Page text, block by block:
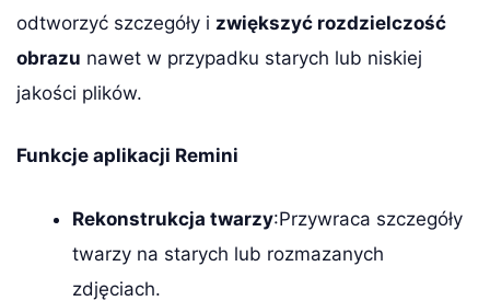
odtworzyć szczegóły i zwiększyć rozdzielczość
obrazu nawet w przypadku starych lub niskiej
jakości plików.
Funkcje aplikacji Remini
Rekonstrukcja twarzy:Przywraca szczegóły
twarzy na starych lub rozmazanych
zdjęciach.